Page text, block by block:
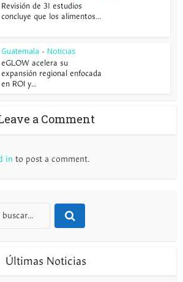
Revisión de 31 estudios
concluye que los alimentos...
Guatemala • Noticias
eGLOW acelera su
expansión regional enfocada
en ROI y...
a Comment
in to post a comment.
Últimas Noticias